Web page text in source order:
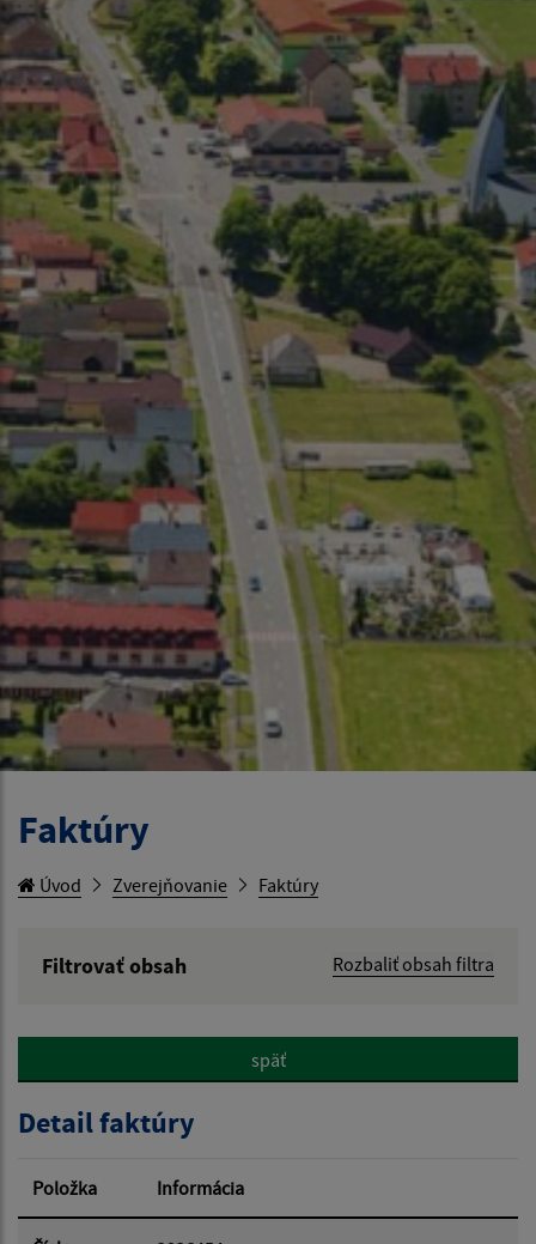
Faktúry
Úvod Zverejňovanie Faktúry
Filtrovať obsah
Rozbaliť obsah filtra
Hľadať v:
späť
Detail faktúry
Položka Informácia